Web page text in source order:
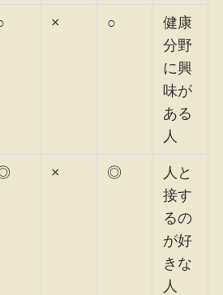
× ○
健康
分野
に興
味が
ある
人
× ◎
人と
接す
るの
が好
きな
人